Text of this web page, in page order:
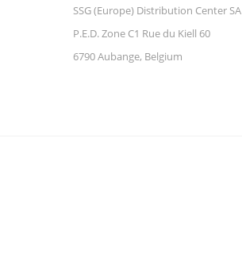
SSG (Europe) Distribution Center SA
P.E.D. Zone C1 Rue du Kiell 60
6790 Aubange, Belgium